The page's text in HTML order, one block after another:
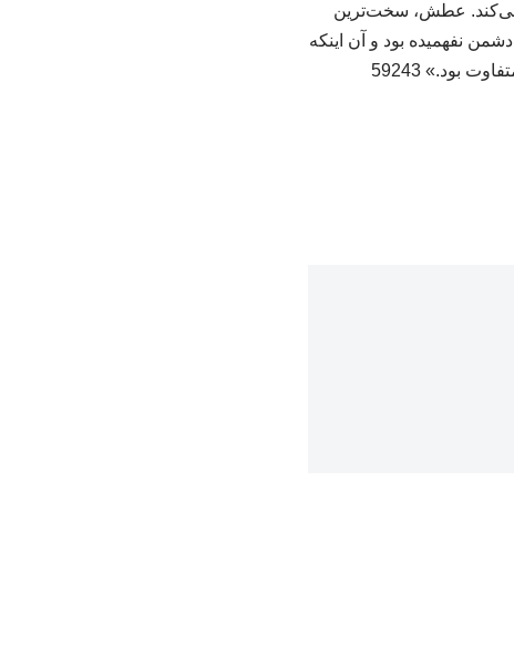
می‌کند. عطش، سخت‌ترین
نفهمیده بود و آن اینکه
بود.» 59243